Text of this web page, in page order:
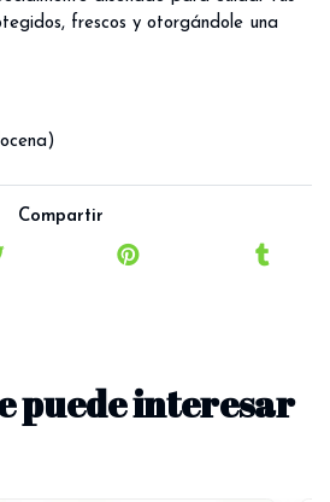
frescos y otorgándole una
Compartir
puede interesar